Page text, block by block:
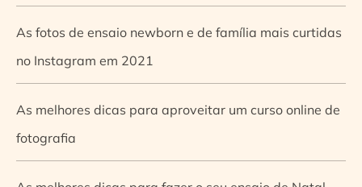
As fotos de ensaio newborn e de família mais curtidas
no Instagram em 2021
As melhores dicas para aproveitar um curso online de
fotografia